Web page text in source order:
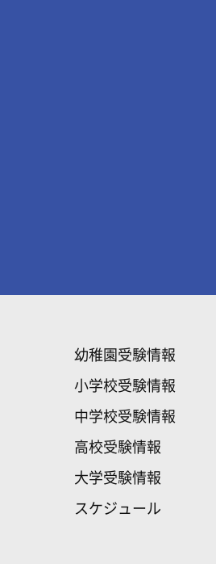
幼稚園受験情報
小学校受験情報
中学校受験情報
高校受験情報
大学受験情報
スケジュール